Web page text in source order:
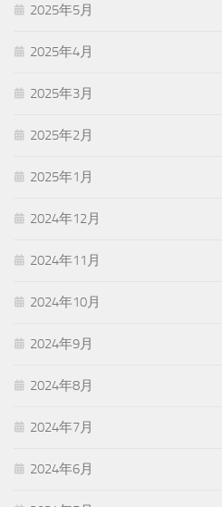
2025年5月
2025年4月
2025年3月
2025年2月
2025年1月
2024年12月
2024年11月
2024年10月
2024年9月
2024年8月
2024年7月
2024年6月